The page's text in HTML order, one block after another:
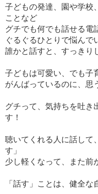
子どもの発達、園や学校
ことなど
グチでも何でも話せる電
ぐるぐるひとりで悩んで
誰かと話すと、すっきり
子どもは可愛い、でも子
がんばっているのに、思
グチって、気持ちを吐き
す！
聴いてくれる人に話して
す」
少し軽くなって、また前
「話す」ことは、健全